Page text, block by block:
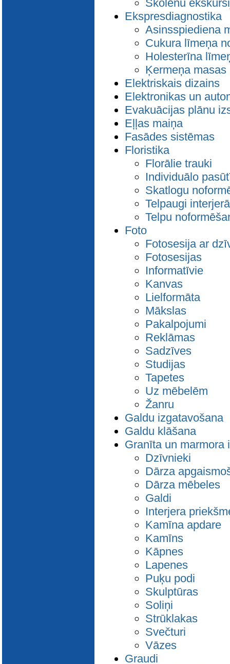
Skolēnu
Ekspresdiagnostika
Asinsspiediena
Cukura līmeņa
Holesterīna
Ķermeņa
Elektriskais dizains
Elektronikas un
Evakuācijas plānu
Eļļas maiņa
Fasādes sistēmas
Floristika
Florālie trauki
Individuālo
Skatlogu
Telpaugi interjerā
Telpu
Foto
Fotosesija ar
Fotosesijas
Informatīvie
Kanvas
Lielformāta
Mākslas
Pakalpojumi
Reklāmas
Sadzīves
Studijas
Tapetes
Uz mēbelēm
Žanru
Galdu izgatavošana
Galdu klāšana
Granīta un marmora
Dzīvnieki
Dārza
Dārza mēbeles
Galdi
Interjera
Kamīna apdare
Kamīns
Kāpnes
Lapenes
Puķu podi
Skulptūras
Soliņi
Strūklakas
Svečturi
Vāzes
Graudi